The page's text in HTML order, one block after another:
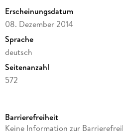
Erscheinungsdatum
08. Dezember 2014
Sprache
deutsch
Seitenanzahl
572
Autor/Autorin
Barrierefreiheit
Keine Information zur